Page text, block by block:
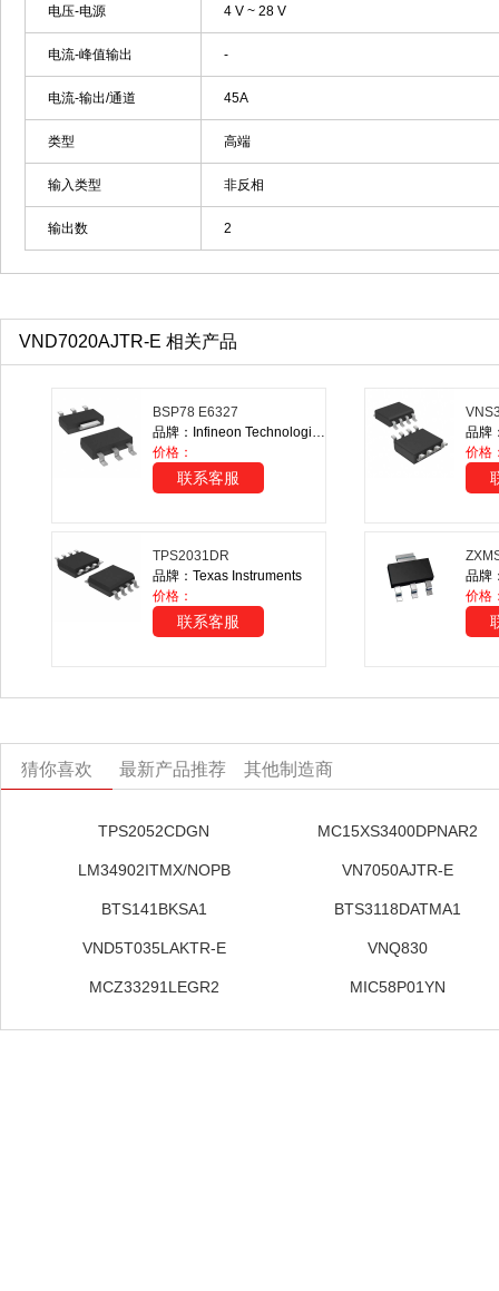
电压-电源 4 V ~ 28 V
电流-峰值输出 -
电流-输出/通道 45A
类型 高端
输入类型 非反相
输出数 2
VND7020AJTR-E 相关产品
BSP78 E6327
品牌：Infineon Technologies
价格：
联系客服
品牌
价格
TPS2031DR
品牌：Texas Instruments
价格：
联系客服
品牌
价格
猜你喜欢 最新产品推荐 其他制造商
TPS2052CDGN MC15XS3400DPNAR2
LM34902ITMX/NOPB VN7050AJTR-E
BTS141BKSA1 BTS3118DATMA1
VND5T035LAKTR-E VNQ830
MCZ33291LEGR2 MIC58P01YN